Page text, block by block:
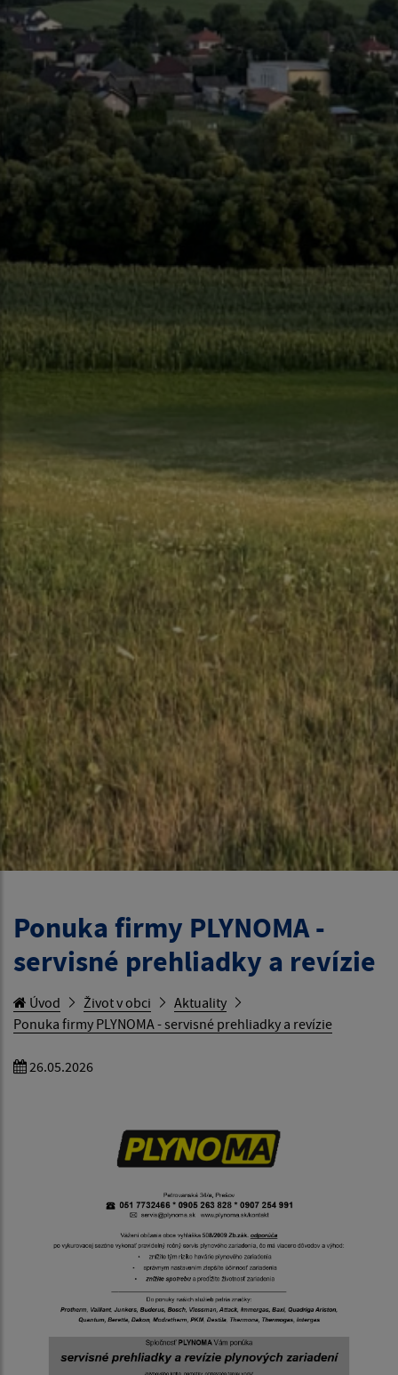
Ponuka firmy PLYNOMA -
servisné prehliadky a revízie
Úvod Život v obci
Aktuality
Ponuka firmy PLYNOMA - servisné prehliadky a revízie
26.05.2026